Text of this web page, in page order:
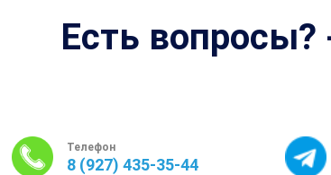
Есть
Телефон
8 (927) 435-35-44